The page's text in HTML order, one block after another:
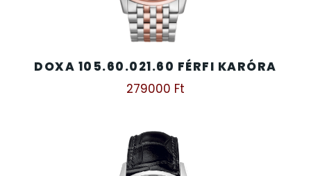
DOXA 105.60.021.60 FÉRFI KARÓRA
279000 Ft